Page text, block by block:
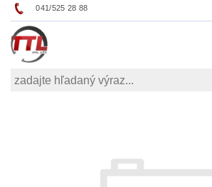
041/525 28 88